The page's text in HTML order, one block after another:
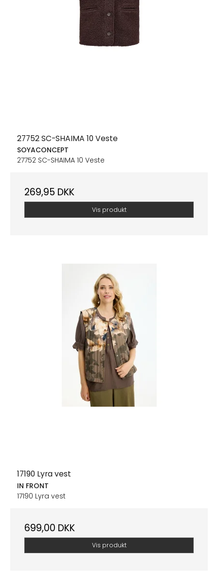
27752 SC-SHAIMA 10 Veste
SOYACONCEPT
27752 SC-SHAIMA 10 Veste
269,95 DKK
Vis produkt
17190 Lyra vest
IN FRONT
17190 Lyra vest
699,00 DKK
Vis produkt